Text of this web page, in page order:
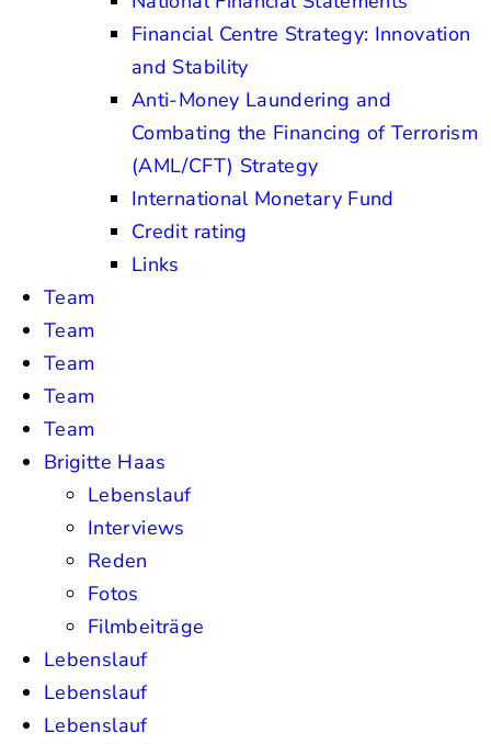
Financial Centre Strategy: Innovation
and Stability
Anti-Money Laundering and
Combating the Financing of Terrorism
(AML/CFT) Strategy
International Monetary Fund
Credit rating
Links
Team
Team
Team
Team
Team
Brigitte Haas
Lebenslauf
Interviews
Reden
Fotos
Filmbeiträge
Lebenslauf
Lebenslauf
Lebenslauf